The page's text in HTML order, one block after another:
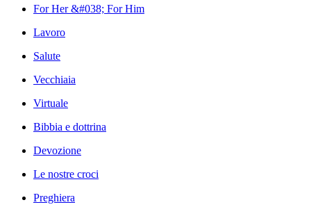
For Her &#038; For Him
Lavoro
Salute
Vecchiaia
Virtuale
Bibbia e dottrina
Devozione
Le nostre croci
Preghiera